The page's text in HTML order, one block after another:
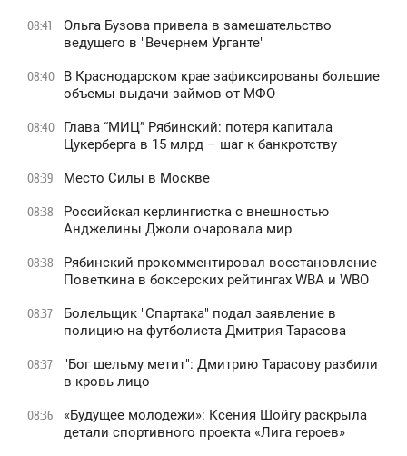
08:41
Ольга Бузова привела в замешательство
ведущего в "Вечернем Урганте"
08:40
В Краснодарском крае зафиксированы большие
объемы выдачи займов от МФО
08:40
Глава “МИЦ” Рябинский: потеря капитала
Цукерберга в 15 млрд – шаг к банкротству
08:39 Место Силы в Москве
08:38
Российская керлингистка с внешностью
Анджелины Джоли очаровала мир
08:38
Рябинский прокомментировал восстановление
Поветкина в боксерских рейтингах WBA и WBO
08:37
Болельщик "Спартака" подал заявление в
полицию на футболиста Дмитрия Тарасова
08:37
"Бог шельму метит": Дмитрию Тарасову разбили
в кровь лицо
08:36
«Будущее молодежи»: Ксения Шойгу раскрыла
детали спортивного проекта «Лига героев»